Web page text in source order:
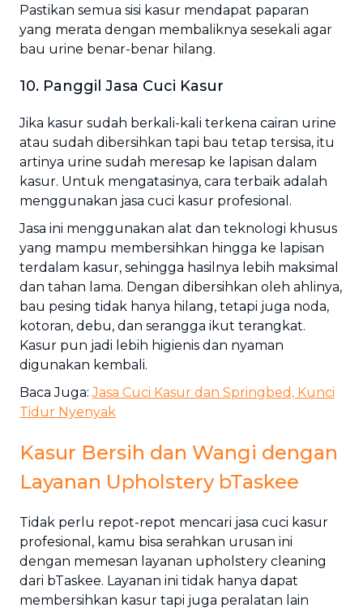
Pastikan semua sisi kasur mendapat paparan
yang merata dengan membaliknya sesekali agar
bau urine benar-benar hilang.
10. Panggil Jasa Cuci Kasur
Jika kasur sudah berkali-kali terkena cairan urine
atau sudah dibersihkan tapi bau tetap tersisa, itu
artinya urine sudah meresap ke lapisan dalam
kasur. Untuk mengatasinya, cara terbaik adalah
menggunakan jasa cuci kasur profesional.
Jasa ini menggunakan alat dan teknologi khusus
yang mampu membersihkan hingga ke lapisan
terdalam kasur, sehingga hasilnya lebih maksimal
dan tahan lama. Dengan dibersihkan oleh ahlinya,
bau pesing tidak hanya hilang, tetapi juga noda,
kotoran, debu, dan serangga ikut terangkat.
Kasur pun jadi lebih higienis dan nyaman
digunakan kembali.
Baca Juga:Jasa Cuci Kasur dan Springbed, Kunci
Tidur Nyenyak
Kasur Bersih dan Wangi dengan
Layanan Upholstery bTaskee
Tidak perlu repot-repot mencari jasa cuci kasur
profesional, kamu bisa serahkan urusan ini
dengan memesan layanan upholstery cleaning
dari bTaskee. Layanan ini tidak hanya dapat
membersihkan kasur tapi juga peralatan lain